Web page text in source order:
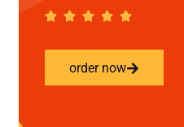
order now